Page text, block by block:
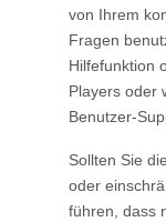
von Ihrem
Fragen
Hilfefunktion
Players oder
Benutzer-
Sollten Sie
oder
führen, dass